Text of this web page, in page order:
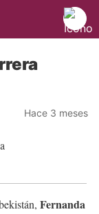
Hace 3 meses
Fernanda